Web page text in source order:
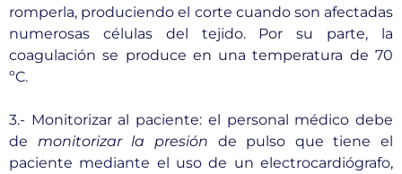
romperla, produciendo el corte cuando son afectadas
numerosas células del tejido. Por su parte, la
coagulación se produce en una temperatura de 70
ºC.
3.- Monitorizar al paciente: el personal médico debe
de monitorizar la presión de pulso que tiene el
paciente mediante el uso de un electrocardiógrafo,